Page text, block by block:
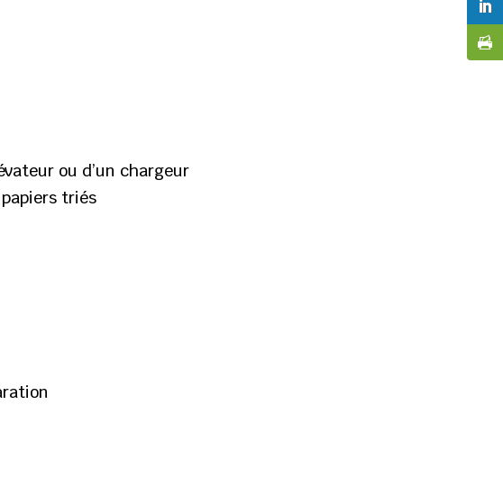
ou d’un chargeur
triés